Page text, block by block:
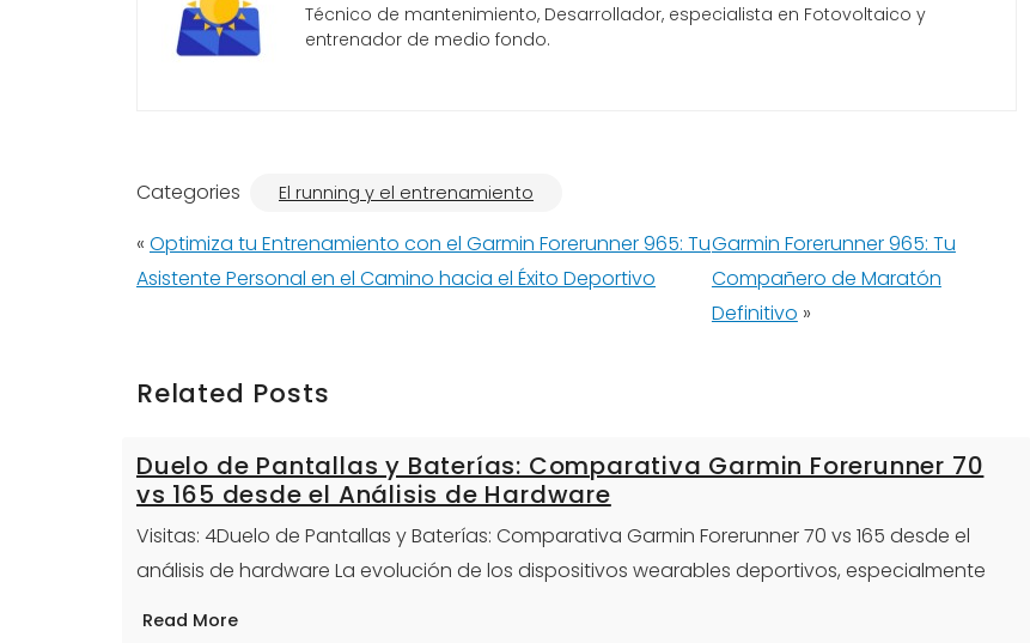
Técnico de mantenimiento, Desarrollador, especialista en Fotovoltaico y
entrenador de medio fondo.
Categories El running y el entrenamiento
« Optimiza tu Entrenamiento con el Garmin Forerunner 965: Tu
Asistente Personal en el Camino hacia el Éxito Deportivo
Garmin Forerunner 965: Tu
Compañero de Maratón
Definitivo »
Related Posts
Duelo de Pantallas y Baterías: Comparativa Garmin Forerunner 70
vs 165 desde el Análisis de Hardware
Visitas: 4Duelo de Pantallas y Baterías: Comparativa Garmin Forerunner 70 vs 165 desde el
análisis de hardware La evolución de los dispositivos wearables deportivos, especialmente
Read More